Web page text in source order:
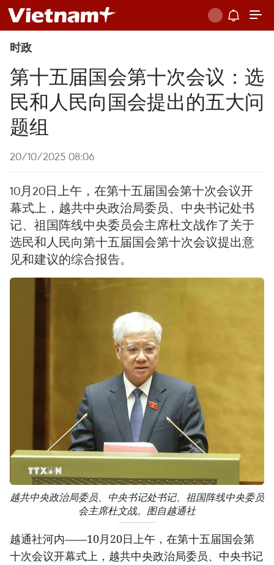
时政
第十五届国会第十次会议：选
民和人民向国会提出的五大问
题组
20/10/2025 08:06
10月20日上午，在第十五届国会第十次会议开
幕式上，越共中央政治局委员、中央书记处书
记、祖国阵线中央委员会主席杜文战作了关于
选民和人民向第十五届国会第十次会议提出意
见和建议的综合报告。
越共中央政治局委员、中央书记处书记、祖国阵线中央委员
会主席杜文战。图自越通社
越通社河内——10月20日上午，在第十五届国会第
十次会议开幕式上，越共中央政治局委员、中央书记